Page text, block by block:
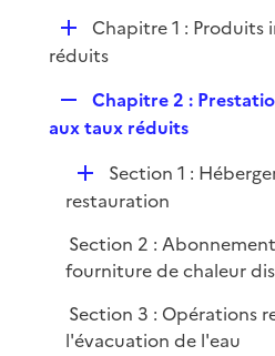
l
i
e
r
p
l
r
D
é
i
e
r
Chapitre 1 : Produits
réduits
e
l
i
r
Chapitre 2 :
aux taux réduits
D
é
l
i
e
r
Section 1 :
restauration
Section 2 :
fourniture de chaleur
Section 3 : Opérations
l'évacuation de l'eau